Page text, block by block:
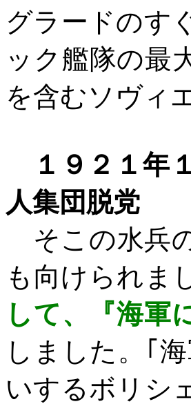
グラードのす
ック艦隊の最
を含むソヴィ
１９２１年
人集団脱党
そこの水兵
も向けられま
して、『海軍
しました。｢
いするボリシ